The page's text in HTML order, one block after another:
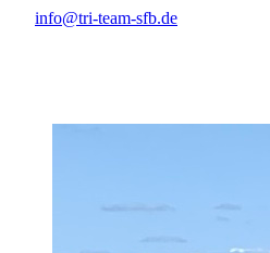
info@tri-team-sfb.de